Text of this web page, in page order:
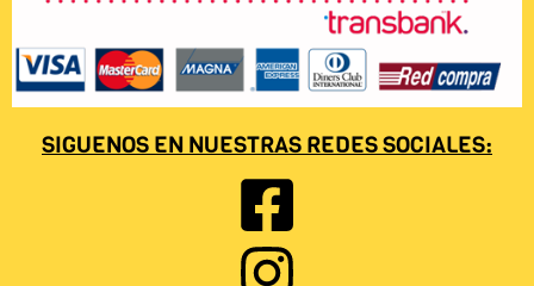
SIGUENOS EN NUESTRAS REDES SOCIALES: